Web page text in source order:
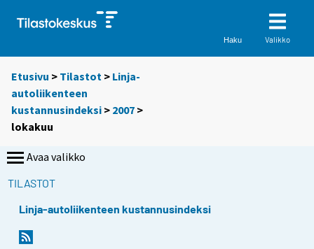
Haku Valikko
Etusivu > Tilastot > Linja-
autoliikenteen
kustannusindeksi > 2007 >
lokakuu
Avaa valikko
TILASTOT
Linja-autoliikenteen kustannusindeksi